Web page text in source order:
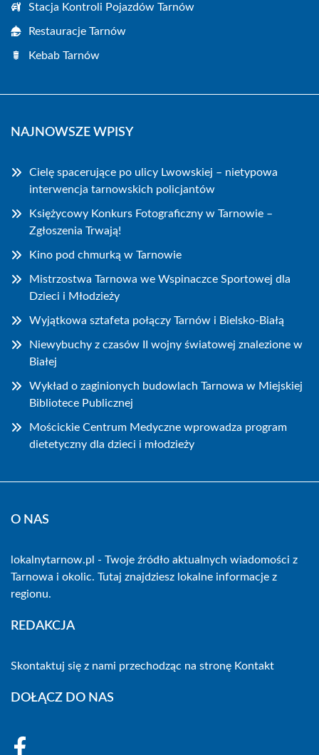
Stacja Kontroli Pojazdów Tarnów
Restauracje Tarnów
Kebab Tarnów
NAJNOWSZE WPISY
Cielę spacerujące po ulicy Lwowskiej – nietypowa
interwencja tarnowskich policjantów
Księżycowy Konkurs Fotograficzny w Tarnowie –
Zgłoszenia Trwają!
Kino pod chmurką w Tarnowie
Mistrzostwa Tarnowa we Wspinaczce Sportowej dla
Dzieci i Młodzieży
Wyjątkowa sztafeta połączy Tarnów i Bielsko-Białą
Niewybuchy z czasów II wojny światowej znalezione w
Białej
Wykład o zaginionych budowlach Tarnowa w Miejskiej
Bibliotece Publicznej
Mościckie Centrum Medyczne wprowadza program
dietetyczny dla dzieci i młodzieży
O NAS
lokalnytarnow.pl - Twoje źródło aktualnych wiadomości z
Tarnowa i okolic. Tutaj znajdziesz lokalne informacje z
regionu.
REDAKCJA
Skontaktuj się z nami przechodząc na stronę Kontakt
DOŁĄCZ DO NAS